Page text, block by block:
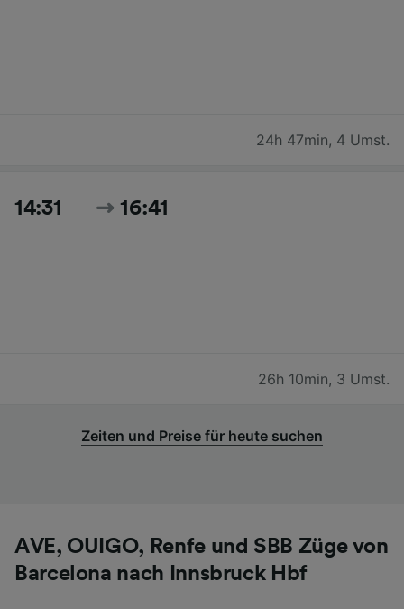
24h 47min, 4 Umst.
14:31 16:41
26h 10min, 3 Umst.
Zeiten und Preise für heute suchen
AVE, OUIGO, Renfe und SBB Züge von
Barcelona nach Innsbruck Hbf